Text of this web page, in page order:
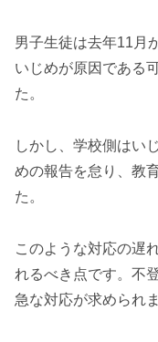
男子生徒は去年11月
いじめが原因である
た。
しかし、学校側はい
めの報告を怠り、教
た。
このような対応の遅
れるべき点です。不
急な対応が求められま